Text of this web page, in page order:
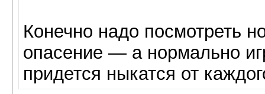
Конечно надо посмотреть
опасение — а нормально
придется ныкатся от